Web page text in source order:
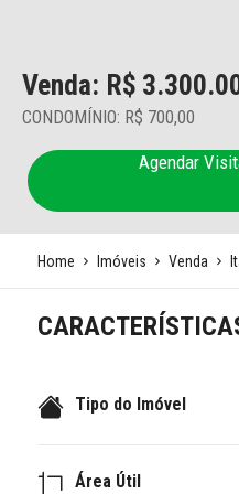
Venda: R$
CONDOMÍNIO: R$ 700,00
Agendar
Home Imóveis Venda
Tipo do Imóvel
Área Útil